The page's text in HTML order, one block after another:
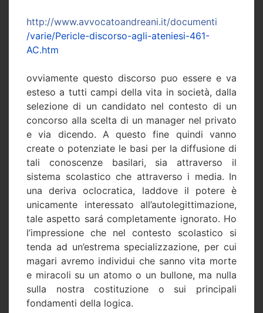
http://www.avvocatoandreani.it/documenti
/varie/Pericle-discorso-agli-ateniesi-461-
AC.htm
ovviamente questo discorso puo essere e va
esteso a tutti campi della vita in società, dalla
selezione di un candidato nel contesto di un
concorso alla scelta di un manager nel privato
e via dicendo. A questo fine quindi vanno
create o potenziate le basi per la diffusione di
tali conoscenze basilari, sia attraverso il
sistema scolastico che attraverso i media. In
una deriva oclocratica, laddove il potere è
unicamente interessato all’autolegittimazione,
tale aspetto sará completamente ignorato. Ho
l’impressione che nel contesto scolastico si
tenda ad un’estrema specializzazione, per cui
magari avremo individui che sanno vita morte
e miracoli su un atomo o un bullone, ma nulla
sulla nostra costituzione o sui principali
fondamenti della logica.